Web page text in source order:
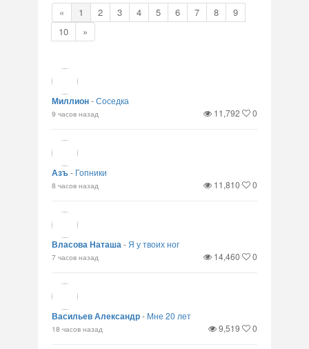
« 1 2 3 4 5 6 7 8
9
10
»
Миллион-Соседка
9 часов назад 11,792 0
Азъ- Гопники
8 часов назад 11,810 0
Власова Наташа- Я у твоих ног
7 часов назад 14,460 0
Васильев Александр- Мне 20 лет
18 часов назад 9,519 0